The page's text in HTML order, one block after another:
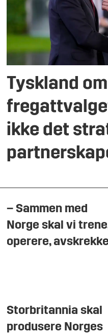
Tyskland om
ikke det
– Sammen med
Norge skal vi
operere, avskrekke
Storbritannia skal
produsere Norges